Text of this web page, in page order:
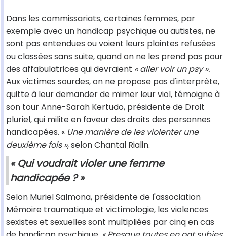
Dans les commissariats, certaines femmes, par
exemple avec un handicap psychique ou autistes, ne
sont pas entendues ou voient leurs plaintes refusées
ou classées sans suite, quand on ne les prend pas pour
des affabulatrices qui devraient « aller voir un psy ».
Aux victimes sourdes, on ne propose pas d'interprète,
quitte à leur demander de mimer leur viol, témoigne à
son tour Anne-Sarah Kertudo, présidente de Droit
pluriel, qui milite en faveur des droits des personnes
handicapées. « Une manière de les violenter une
deuxième fois », selon Chantal Rialin.
« Qui voudrait violer une femme
handicapée ? »
Selon Muriel Salmona, présidente de l'association
Mémoire traumatique et victimologie, les violences
sexistes et sexuelles sont multipliées par cinq en cas